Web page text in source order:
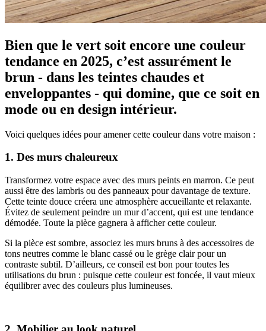
Bien que le vert soit encore une couleur
tendance en 2025, c’est assurément le
brun - dans les teintes chaudes et
enveloppantes - qui domine, que ce soit en
mode ou en design intérieur.
Voici quelques idées pour amener cette couleur dans votre maison :
1. Des murs chaleureux
Transformez votre espace avec des murs peints en marron. Ce peut
aussi être des lambris ou des panneaux pour davantage de texture.
Cette teinte douce créera une atmosphère accueillante et relaxante.
Évitez de seulement peindre un mur d’accent, qui est une tendance
démodée. Toute la pièce gagnera à afficher cette couleur.
Si la pièce est sombre, associez les murs bruns à des accessoires de
tons neutres comme le blanc cassé ou le grège clair pour un
contraste subtil. D’ailleurs, ce conseil est bon pour toutes les
utilisations du brun : puisque cette couleur est foncée, il vaut mieux
équilibrer avec des couleurs plus lumineuses.